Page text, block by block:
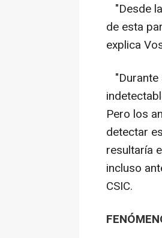
"Desde
de esta
explica
Pero los
detectar
resultaría
incluso
CSIC.